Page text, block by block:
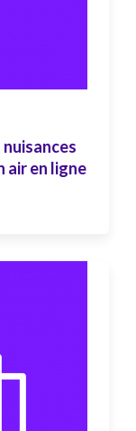
nuisances
air en ligne